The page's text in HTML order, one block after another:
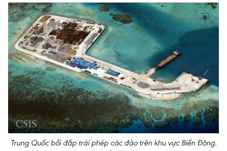
Trung Quốc bồi đắp trái phép các đảo trên khu vực Biển Đông.